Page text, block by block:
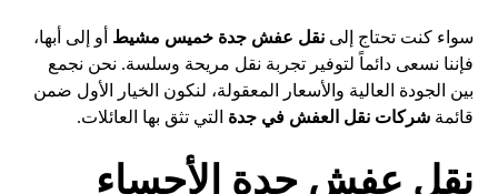
سواء كنت تحتاج إلىنقل عفش جدة خميس مشيط أو إلى أبها،
فإننا نسعى دائماً لتوفير تجربة نقل مريحة وسلسة. نحن نجمع
بين الجودة العالية والأسعار المعقولة، لنكون الخيار الأول ضمن
قائمةشركات نقل العفش في جدة التي تثق بها العائلات.
نقل عفش جدة الأحساء